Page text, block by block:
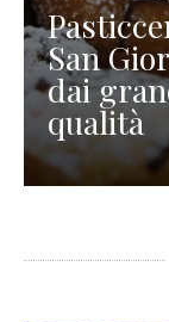
San
dai
qualità